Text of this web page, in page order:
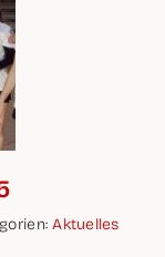
Aktu­el­les